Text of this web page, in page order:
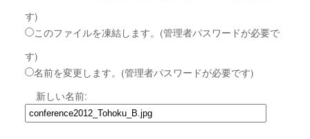
す)
このファイルを凍結します。(管理者パスワードが必要で
す)
名前を変更します。(管理者パスワードが必要です)
新しい名前: